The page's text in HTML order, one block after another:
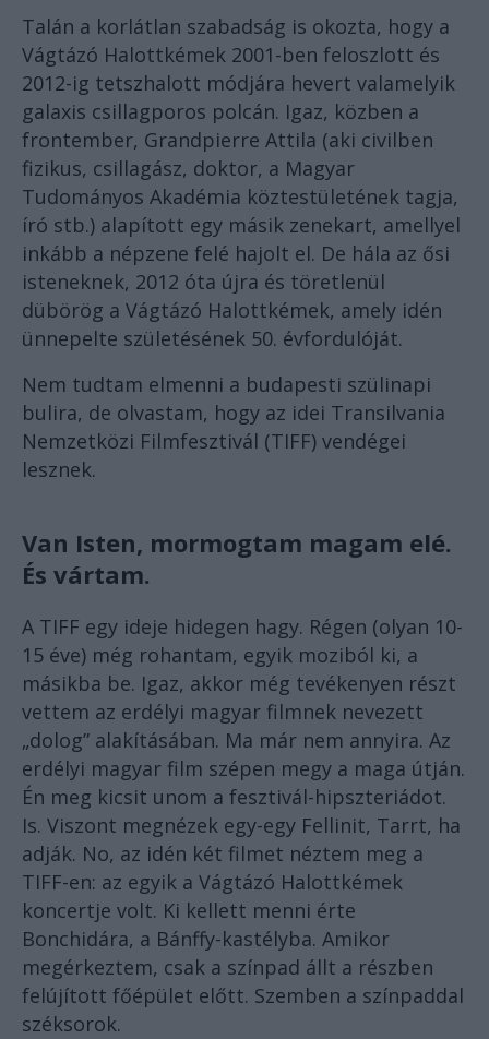
Talán a korlátlan szabadság is okozta, hogy a
Vágtázó Halottkémek 2001-ben feloszlott és
2012-ig tetszhalott módjára hevert valamelyik
galaxis csillagporos polcán. Igaz, közben a
frontember, Grandpierre Attila (aki civilben
fizikus, csillagász, doktor, a Magyar
Tudományos Akadémia köztestületének tagja,
író stb.) alapított egy másik zenekart, amellyel
inkább a népzene felé hajolt el. De hála az ősi
isteneknek, 2012 óta újra és töretlenül
dübörög a Vágtázó Halottkémek, amely idén
ünnepelte születésének 50. évfordulóját.
Nem tudtam elmenni a budapesti szülinapi
bulira, de olvastam, hogy az idei Transilvania
Nemzetközi Filmfesztivál (TIFF) vendégei
lesznek.
Van Isten, mormogtam magam elé.
És vártam.
A TIFF egy ideje hidegen hagy. Régen (olyan 10-
15 éve) még rohantam, egyik moziból ki, a
másikba be. Igaz, akkor még tevékenyen részt
vettem az erdélyi magyar filmnek nevezett
„dolog” alakításában. Ma már nem annyira. Az
erdélyi magyar film szépen megy a maga útján.
Én meg kicsit unom a fesztivál-hipszteriádot.
Is. Viszont megnézek egy-egy Fellinit, Tarrt, ha
adják. No, az idén két filmet néztem meg a
TIFF-en: az egyik a Vágtázó Halottkémek
koncertje volt. Ki kellett menni érte
Bonchidára, a Bánffy-kastélyba. Amikor
megérkeztem, csak a színpad állt a részben
felújított főépület előtt. Szemben a színpaddal
széksorok.